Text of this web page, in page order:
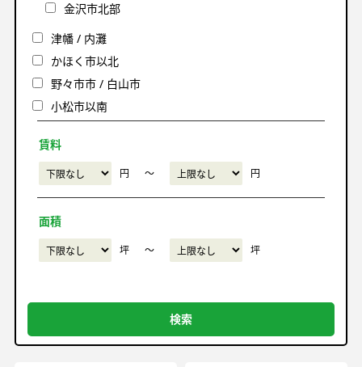
金沢市北部
津幡 / 内灘
かほく市以北
野々市市 / 白山市
小松市以南
賃料
円 〜 円
面積
坪 〜 坪